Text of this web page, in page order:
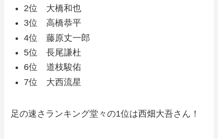
2位 大橋和也
3位 高橋恭平
4位 藤原丈一郎
5位 長尾謙杜
6位 道枝駿佑
7位 大西流星
足の速さランキング堂々の1位は西畑大吾さん！